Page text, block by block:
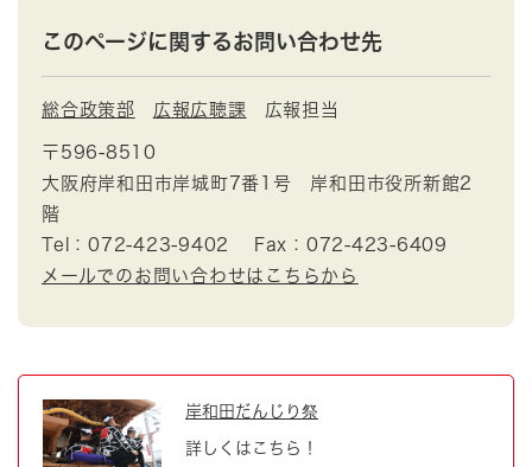
このページに関するお問い合わせ先
総合政策部 広報広聴課 広報担当
〒596-8510
大阪府岸和田市岸城町7番1号 岸和田市役所新館2
階
Tel：072-423-9402
Fax：072-423-6409
メールでのお問い合わせはこちらから
岸和田だんじり祭
詳しくはこちら！